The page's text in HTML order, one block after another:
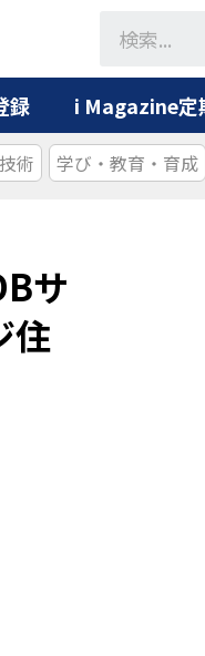
録 i Magazine定
術 学び・教育・育成
サ
住